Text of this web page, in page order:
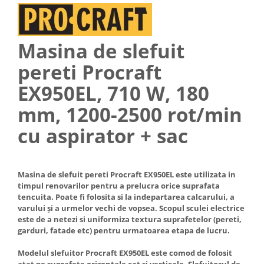
Nivela de masurat
Pistoale de impact electrice si
pneumatice
Pistoale de vopsit
Prelungitoare
Polizoare electrice de banc si
unghiulare
Rindele si freze pentru lemn
Redresoare auto - roboti de
Suflante cu aer cald
Scari metalice
Strungurii
Scule cu acumulator
Scule pentru electricieni
Hote Telescopice
Hote Traditionale
Hote Incorporabile
Hote Country
Hote Insula
Hote Cupolare
Accesorii, consumabile hote
Masini de tocat carne
Masini de carnati ( CARNATARI )
Masini de spalat vase incorporabile
Masini de spalat vase
independente
Masini de spalat rufe
Masini de spalat rufe frontale
Masini de spalat rufe verticale
Masina de slefuit
pereti Procraft
EX950EL, 710 W, 180
mm, 1200-2500 rot/min
cu aspirator + sac
Masina de slefuit pereti Procraft EX950EL este utilizata in
timpul renovarilor pentru a prelucra orice suprafata
tencuita. Poate fi folosita si la indepartarea calcarului, a
varului și a urmelor vechi de vopsea. Scopul sculei electrice
este de a netezi si uniformiza textura suprafetelor (pereti,
garduri, fatade etc) pentru urmatoarea etapa de lucru.
Modelul slefuitor Procraft EX950EL este comod de folosit